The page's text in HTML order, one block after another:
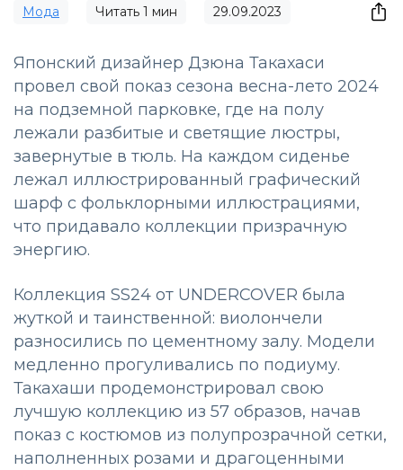
Мода Читать 1 мин 29.09.2023
Японский дизайнер Дзюна Такахаси
провел свой показ сезона весна-лето 2024
на подземной парковке, где на полу
лежали разбитые и светящие люстры,
завернутые в тюль. На каждом сиденье
лежал иллюстрированный графический
шарф с фольклорными иллюстрациями,
что придавало коллекции призрачную
энергию.
Коллекция SS24 от UNDERCOVER была
жуткой и таинственной: виолончели
разносились по цементному залу. Модели
медленно прогуливались по подиуму.
Такахаши продемонстрировал свою
лучшую коллекцию из 57 образов, начав
показ с костюмов из полупрозрачной сетки,
наполненных розами и драгоценными